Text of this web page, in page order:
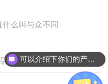
么叫与众不同
质赢得广州客户下单！可以介绍下你们的产品么？